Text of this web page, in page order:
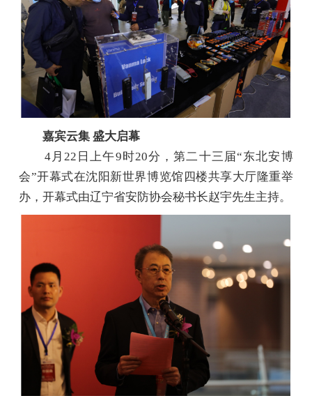
嘉宾云集 盛大启幕
4月22日上午9时20分，第二十三届“东北安博
会”开幕式在沈阳新世界博览馆四楼共享大厅隆重举
办，开幕式由辽宁省安防协会秘书长赵宇先生主持。